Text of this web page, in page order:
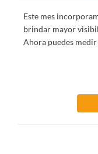
Este mes
brindar mayor
Ahora puedes